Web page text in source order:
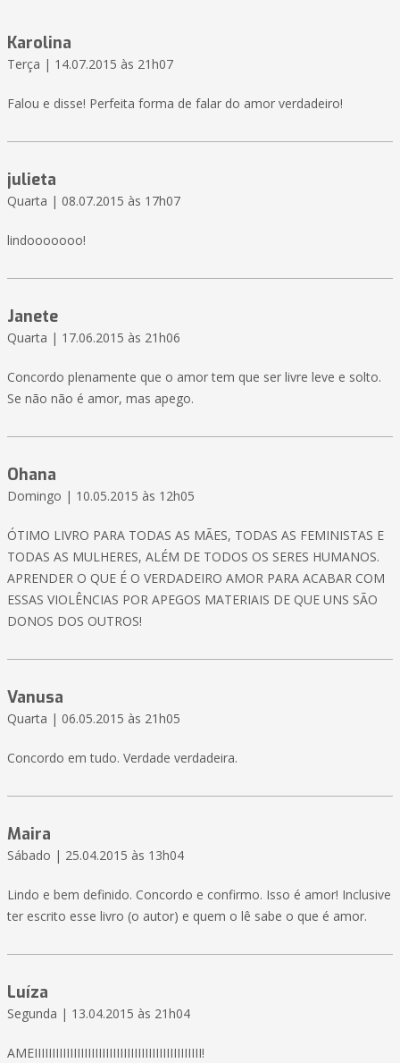
Karolina
Terça | 14.07.2015 às 21h07
Falou e disse! Perfeita forma de falar do amor verdadeiro!
julieta
Quarta | 08.07.2015 às 17h07
lindooooooo!
Janete
Quarta | 17.06.2015 às 21h06
Concordo plenamente que o amor tem que ser livre leve e solto.
Se não não é amor, mas apego.
Ohana
Domingo | 10.05.2015 às 12h05
ÓTIMO LIVRO PARA TODAS AS MÃES, TODAS AS FEMINISTAS E
TODAS AS MULHERES, ALÉM DE TODOS OS SERES HUMANOS.
APRENDER O QUE É O VERDADEIRO AMOR PARA ACABAR COM
ESSAS VIOLÊNCIAS POR APEGOS MATERIAIS DE QUE UNS SÃO
DONOS DOS OUTROS!
Vanusa
Quarta | 06.05.2015 às 21h05
Concordo em tudo. Verdade verdadeira.
Maira
Sábado | 25.04.2015 às 13h04
Lindo e bem definido. Concordo e confirmo. Isso é amor! Inclusive
ter escrito esse livro (o autor) e quem o lê sabe o que é amor.
Luíza
Segunda | 13.04.2015 às 21h04
AMEIIIIIIIIIIIIIIIIIIIIIIIIIIIIIIIIIIIIIIIIIIIIIII!